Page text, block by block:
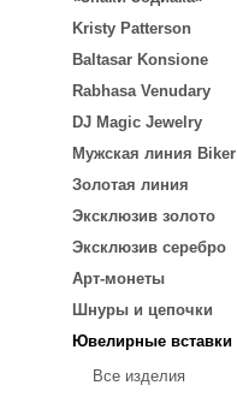
Kristy Patterson
Baltasar Konsione
Rabhasa Venudary
DJ Magic Jewelry
Мужская линия Biker
Золотая линия
Эксклюзив золото
Эксклюзив серебро
Арт-монеты
Шнуры и цепочки
Ювелирные вставки
Все изделия